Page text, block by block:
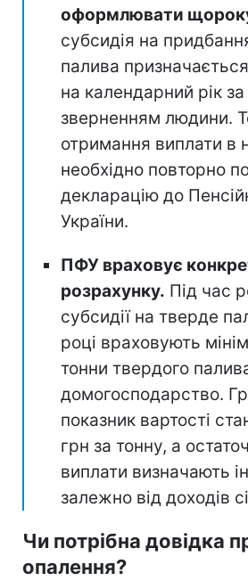
оформлювати
субсидія на
палива
на календарний рік
зверненням людини.
отримання виплати в
необхідно повторно
декларацію до
України.
ПФУ враховує
розрахунку. Під час
субсидії на тверде
році враховують
тонни твердого
домогосподарство.
показник вартості
грн за тонну, а
виплати визначають
залежно від доходів
Чи потрібна довідка
опалення?